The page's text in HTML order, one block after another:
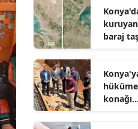
baraj
konağı